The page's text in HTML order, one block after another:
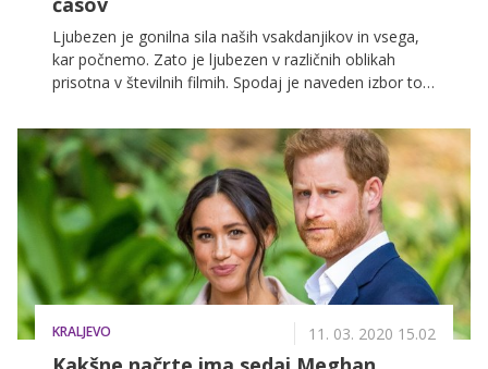
Ljubezen je gonilna sila naših vsakdanjikov in vsega,
kar počnemo. Zato je ljubezen v različnih oblikah
prisotna v številnih filmih. Spodaj je naveden izbor top
pripravite robček ali dva. Opozorili bi na »spoiler allert«
za tiste, ki si filmov še niste ogledali.
KRALJEVO 11. 03. 2020 15.02